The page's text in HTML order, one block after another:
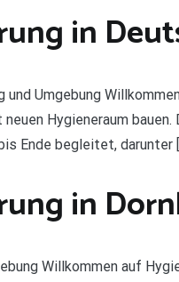
in
Umgebung
Hygieneraum
Ende begleitet, darunter
in
Willkommen auf